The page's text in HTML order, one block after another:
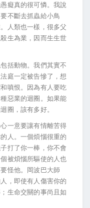
癡真的很可憐。我說
不斷去抓蟲給小鳥
人類也一樣，很多父
生為業，因而生生世
括動物。我們其實不
庭一定被告慘了，想
嗔恨。因為有人要吃
惡業的迴圈。如果能
圈，該有多好。
一意要讓有情離苦得
人。一個煩惱很重的
打了你一棒，你不會
被煩惱所驅使的人也
怪他。岡波巴大師
，即使有人傷害你的
生命交關的事尚且如